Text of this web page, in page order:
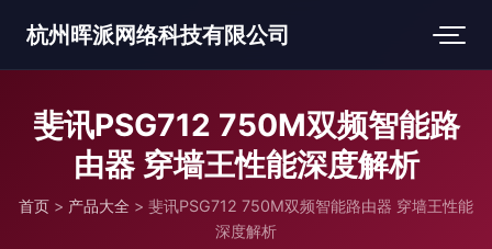
杭州晖派网络科技有限公司
斐讯PSG712 750M双频智能路
由器 穿墙王性能深度解析
首页 > 产品大全 > 斐讯PSG712 750M双频智能路由器 穿墙王性能
深度解析